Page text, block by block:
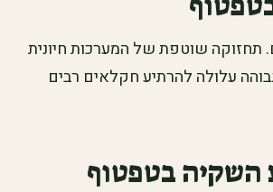
תחזוקה שוטפת של המערכות חיונית
עלולה להרתיע חקלאים רבים
השקיה בטפטוף